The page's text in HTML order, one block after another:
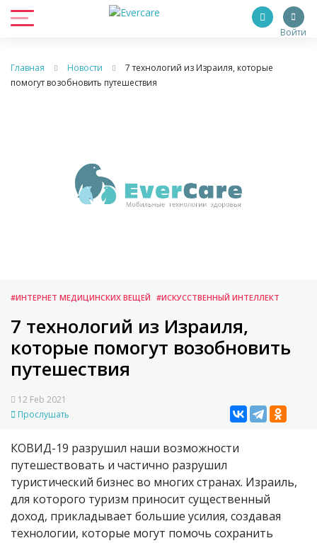
Войти
Главная Новости
7 технологий из Израиля, которые
помогут возобновить путешествия
#ИНТЕРНЕТ МЕДИЦИНСКИХ ВЕЩЕЙ #ИСКУССТВЕННЫЙ ИНТЕЛЛЕКТ
7 технологий из Израиля,
которые помогут возобновить
путешествия
12 Feb 2021
Прослушать
КОВИД-19 разрушил наши возможности
путешествовать и частично разрушил
туристический бизнес во многих странах. Израиль,
для которого туризм приносит существенный
доход, прикладывает большие усилия, создавая
технологии, которые могут помочь сохранить